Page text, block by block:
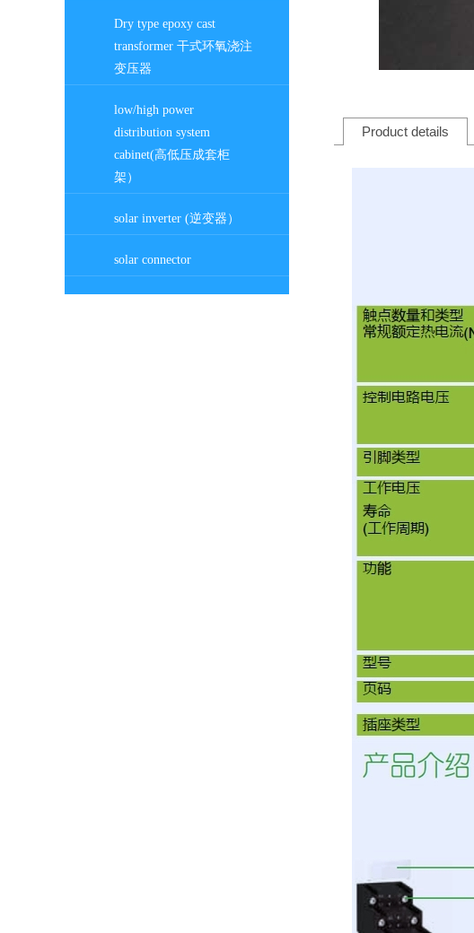
Dry type epoxy cast
transformer 干式环氧浇注
变压器
low/high power
distribution system
cabinet(高低压成套柜
架）
solar inverter (逆变器）
solar connector
Product details